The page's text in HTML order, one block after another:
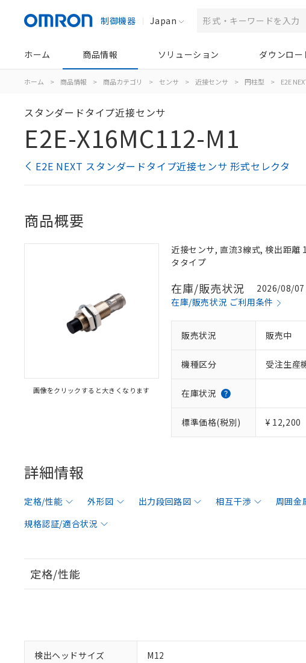
制御機器 Japan
ホーム 商品情報 ソリューション ダウンロー
ホーム > 商品情報 > 商品カテゴリ > センサ > 近接センサ > 円柱型 > E2E
スタンダードタイプ近接センサ
E2E-X16MC112-M1
E2E NEXT スタンダードタイプ近接センサ 形式セレクタ
商品概要
画像をクリックすると大きくなります
近接センサ, 直流3線式, 検出距離
タタイプ
在庫/販売状況
2026/08/07
在庫/販売状況 ご利用条件
販売状況 販売中
機種区分 受注生産
在庫状況
標準価格(税別) ¥ 12,200
詳細情報
定格/性能 外形図 出力段回路図 相互干渉 周囲金
規格認証/適合状況
定格/性能
検出ヘッドサイズ M12